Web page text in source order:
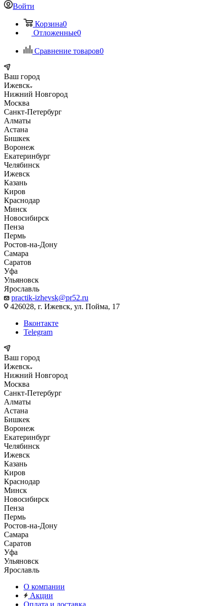
Войти
Корзина0
Отложенные0
Сравнение товаров0
Ваш город
Ижевск
Нижний Новгород
Москва
Санкт-Петербург
Алматы
Астана
Бишкек
Воронеж
Екатеринбург
Челябинск
Ижевск
Казань
Киров
Краснодар
Минск
Новосибирск
Пенза
Пермь
Ростов-на-Дону
Самара
Саратов
Уфа
Ульяновск
Ярославль
practik-izhevsk@pr52.ru
426028, г. Ижевск, ул. Пойма, 17
Вконтакте
Telegram
Ваш город
Ижевск
Нижний Новгород
Москва
Санкт-Петербург
Алматы
Астана
Бишкек
Воронеж
Екатеринбург
Челябинск
Ижевск
Казань
Киров
Краснодар
Минск
Новосибирск
Пенза
Пермь
Ростов-на-Дону
Самара
Саратов
Уфа
Ульяновск
Ярославль
О компании
Акции
Оплата и доставка